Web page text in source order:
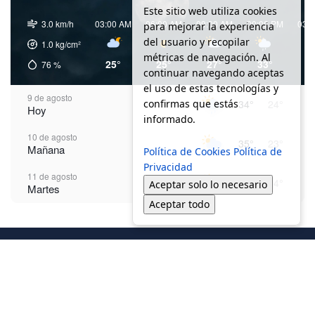
3.0 km/h
1.0 kg/cm²
76 %
03:00 AM
25°
06:00 AM
25°
09:00 AM
27°
00:00 PM
33°
9 de agosto
Hoy 34°
10 de agosto
Mañana 35°
11 de agosto
Martes 36°
Miércoles 37° 24°
Este sitio web utiliza cookies
para mejorar la experiencia
del usuario y recopilar
métricas de navegación. Al
continuar navegando aceptas
el uso de estas tecnologías y
confirmas que estás
informado.
Política de Cookies Política de
Privacidad
Aceptar solo lo necesario
Aceptar todo